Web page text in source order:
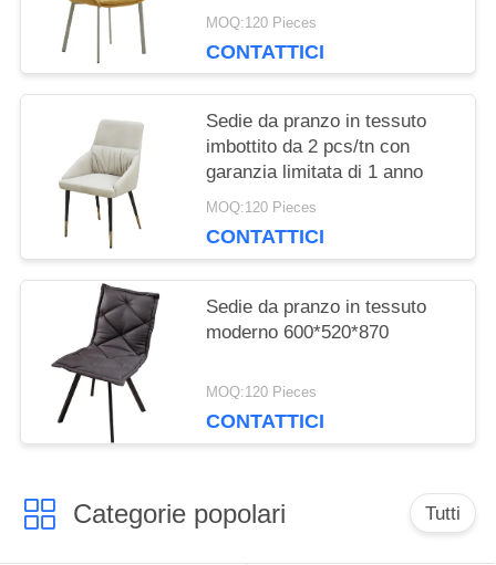
colori
MOQ:120 Pieces
CONTATTICI
Sedie da pranzo in tessuto
imbottito da 2 pcs/tn con
garanzia limitata di 1 anno
MOQ:120 Pieces
CONTATTICI
Sedie da pranzo in tessuto
moderno 600*520*870
MOQ:120 Pieces
CONTATTICI
Categorie popolari Tutti